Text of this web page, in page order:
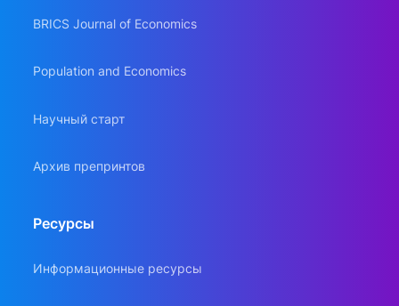
BRICS Journal of Economics
Population and Economics
Научный старт
Архив препринтов
Ресурсы
Информационные ресурсы